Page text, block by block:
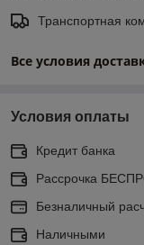
Транспортная
Все условия
Условия оплаты
Кредит банка
Рассрочка
Безналичный
Наличными